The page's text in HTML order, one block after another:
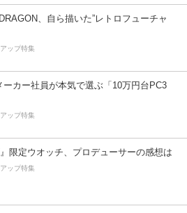
、自ら描いた”レトロフューチャ
ップ特集
ーカー社員が本気で選ぶ「10万円台PC3
ップ特集
』限定ウオッチ、プロデューサーの感想は
ップ特集